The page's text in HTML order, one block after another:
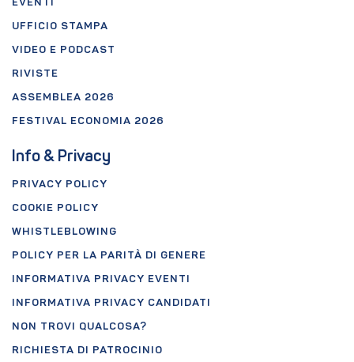
EVENTI
UFFICIO STAMPA
VIDEO E PODCAST
RIVISTE
ASSEMBLEA 2026
FESTIVAL ECONOMIA 2026
Info & Privacy
PRIVACY POLICY
COOKIE POLICY
WHISTLEBLOWING
POLICY PER LA PARITÀ DI GENERE
INFORMATIVA PRIVACY EVENTI
INFORMATIVA PRIVACY CANDIDATI
NON TROVI QUALCOSA?
RICHIESTA DI PATROCINIO